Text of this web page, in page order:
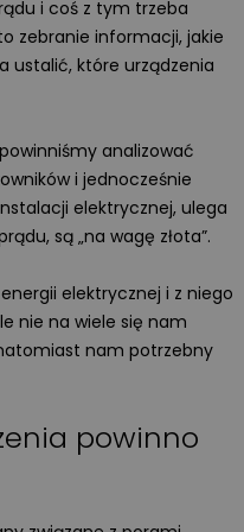
i coś z tym trzeba
zebranie informacji, jakie
ustalić, które urządzenia
analizować
i jednocześnie
elektrycznej, ulega
są „na wagę złota”.
elektrycznej i z niego
nie na wiele się nam
nam potrzebny
powinno
Więcej